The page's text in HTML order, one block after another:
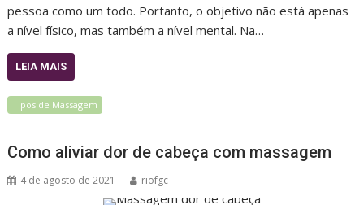
pessoa como um todo. Portanto, o objetivo não está apenas
a nível físico, mas também a nível mental. Na…
LEIA MAIS
Tipos de Massagem
Como aliviar dor de cabeça com massagem
4 de agosto de 2021 riofgc